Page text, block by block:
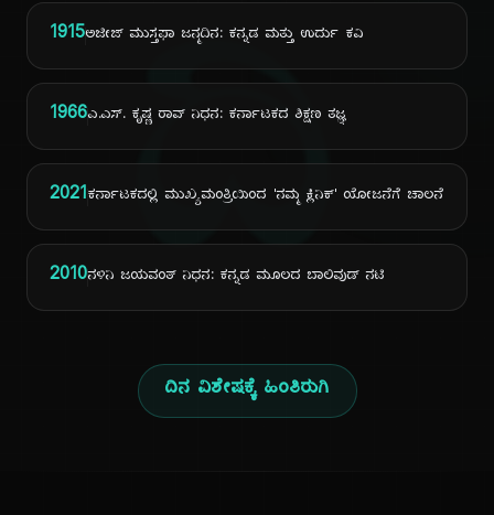
ದಿ
1915ಅಜೀಜ್ ಮುಸ್ತಫಾ ಜನ್ಮದಿನ: ಕನ್ನಡ ಮತ್ತು ಉರ್ದು ಕವಿ
1966ಎ.ಎಸ್. ಕೃಷ್ಣ ರಾವ್ ನಿಧನ: ಕರ್ನಾಟಕದ ಶಿಕ್ಷಣ ತಜ್ಞ
2021ಕರ್ನಾಟಕದಲ್ಲಿ ಮುಖ್ಯಮಂತ್ರಿಯಿಂದ 'ನಮ್ಮ ಕ್ಲಿನಿಕ್' ಯೋಜನೆಗೆ ಚಾಲನೆ
2010ನಳಿನಿ ಜಯವಂತ್ ನಿಧನ: ಕನ್ನಡ ಮೂಲದ ಬಾಲಿವುಡ್ ನಟಿ
ದಿನ ವಿಶೇಷಕ್ಕೆ ಹಿಂತಿರುಗಿ